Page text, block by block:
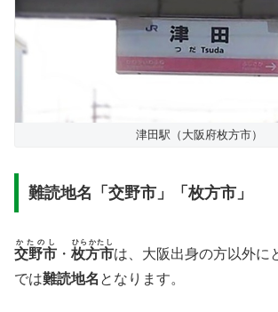
津田駅（大阪府枚方市）
難読地名「交野市」「枚方市」
交野市
かたのし
・ 枚方市
ひらかたし
は、大阪出身の方以外に
では難読地名 となります。